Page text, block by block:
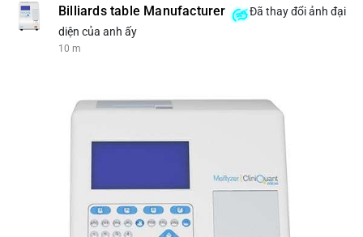
Billiards table Manufacturer
Đã thay đổi ảnh đại
diện của anh ấy
10 m